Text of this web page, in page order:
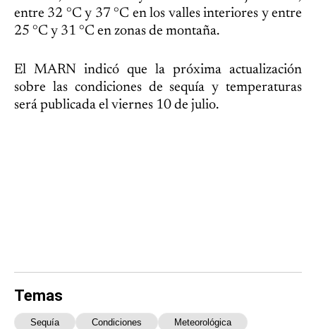
entre 32 °C y 37 °C en los valles interiores y entre
25 °C y 31 °C en zonas de montaña.
El MARN indicó que la próxima actualización
sobre las condiciones de sequía y temperaturas
será publicada el viernes 10 de julio.
Temas
Sequía Condiciones Meteorológica